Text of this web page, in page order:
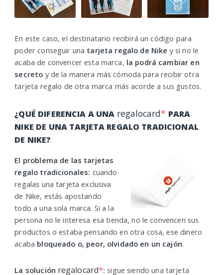
En este caso, el destinatario recibirá un código para
poder conseguir una tarjeta regalo de Nike y si no le
acaba de convencer esta marca, la podrá cambiar en
secreto y de la manera más cómoda para recibir otra
tarjeta regalo de otra marca más acorde a sus gustos.
¿QUÉ DIFERENCIA A UNA regalocard* PARA
NIKE DE UNA TARJETA REGALO TRADICIONAL
DE NIKE?
El problema de las tarjetas
regalo tradicionales: cuando
regalas una tarjeta exclusiva
de Nike, estás apostando
todo a una sola marca. Si a la
persona no le interesa esa tienda, no le convencen sus
productos o estaba pensando en otra cosa, ese dinero
acaba bloqueado o, peor, olvidado en un cajón.
La solución regalocard*: sigue siendo una tarjeta